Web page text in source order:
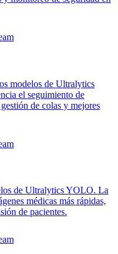
modelos de Ultralytics
el seguimiento de
de colas y mejores
de Ultralytics YOLO. La
médicas más rápidas,
de pacientes.